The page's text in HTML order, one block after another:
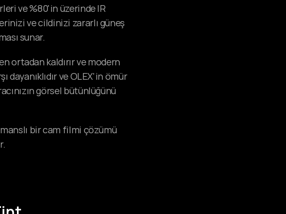
ve %80'in üzerinde IR
ve cildinizi zararlı güneş
sunar.
ortadan kaldırır ve modern
ve OLEX'in ömür
görsel bütünlüğünü
bir cam filmi çözümü